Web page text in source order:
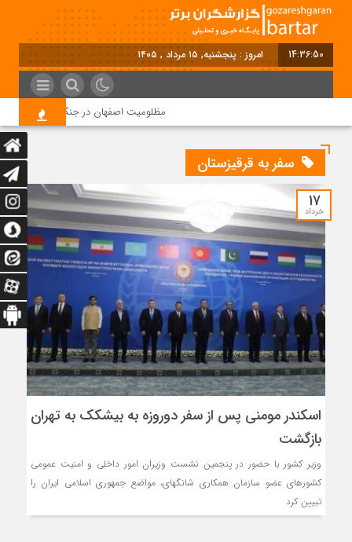
14:36:50 امروز : پنجشنبه, ۱۵ مرداد , ۱۴۰۵
مظلومیت اصفهان در جنگ رمضان
سفر به قرقیزستان
17
خرداد
اسکندر مومنی پس از سفر دوروزه به بیشکک به تهران
بازگشت
وزیر کشور با حضور در پنجمین نشست وزیران امور داخلی و امنیت عمومی
کشورهای عضو سازمان همکاری شانگهای، مواضع جمهوری اسلامی ایران را
تبیین کرد